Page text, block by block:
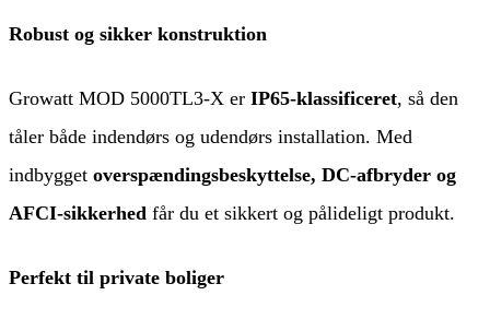
Robust og sikker konstruktion
Growatt MOD 5000TL3-X er IP65-klassificeret, så den
tåler både indendørs og udendørs installation. Med
indbygget overspændingsbeskyttelse, DC-afbryder og
AFCI-sikkerhed får du et sikkert og pålideligt produkt.
Perfekt til private boliger